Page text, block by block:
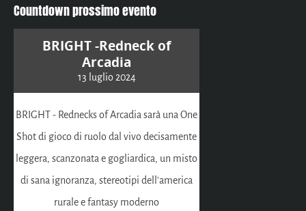
Countdown prossimo evento
BRIGHT -Redneck of
Arcadia
13 luglio 2024
BRIGHT - Rednecks of Arcadia sarà una One
Shot di gioco di ruolo dal vivo decisamente
leggera, scanzonata e gogliardica, un misto
di sana ignoranza, stereotipi dell'america
rurale e fantasy moderno